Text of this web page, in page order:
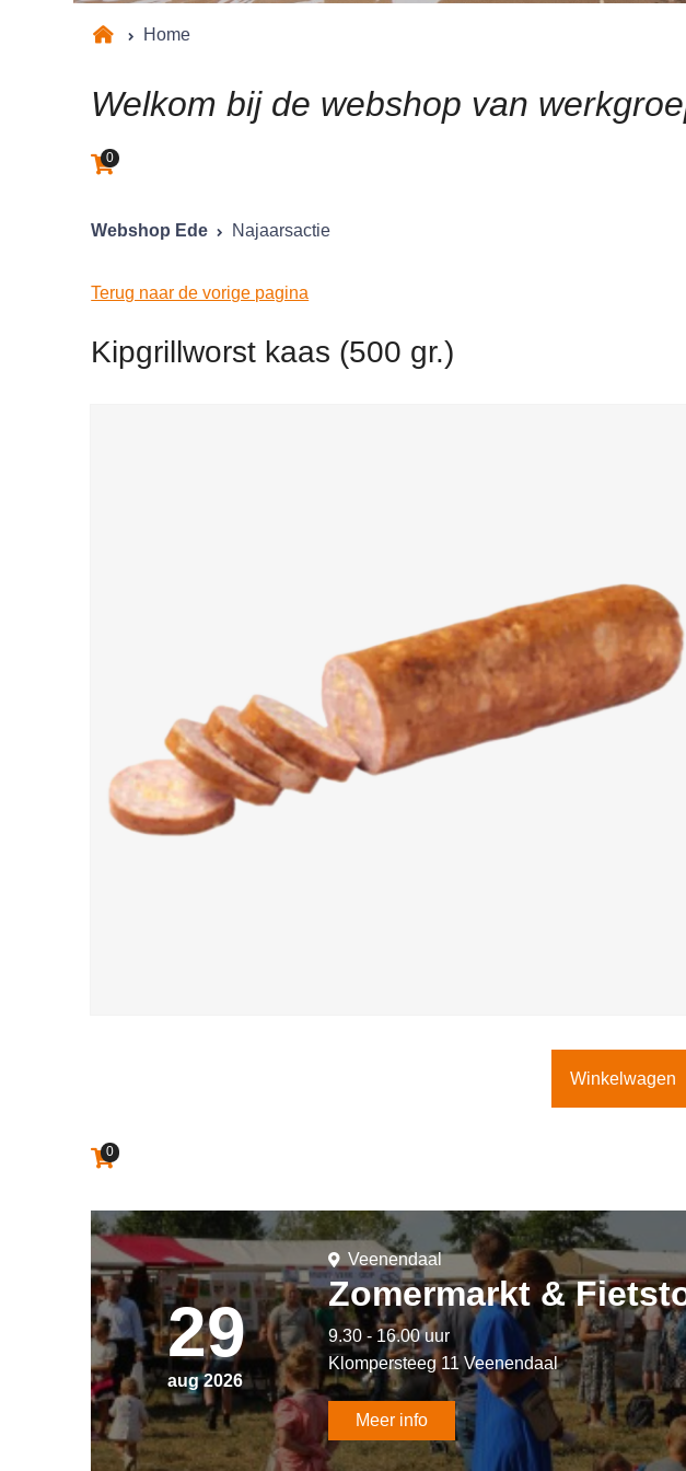
Home
Welkom bij de webshop van
Aantal artikelen in winkelwagen:
0
Webshop Ede Najaarsactie
Terug naar de vorige pagina
Kipgrillworst kaas (500 gr.)
Winkelwagen
Aantal artikelen in winkelwagen:
0
29
aug 2026
Veenendaal
Zomermarkt &
9.30 - 16.00 uur
Klompersteeg 11 Veenendaal
Meer info